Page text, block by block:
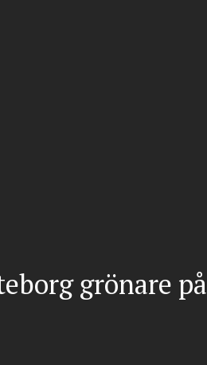
grönare på